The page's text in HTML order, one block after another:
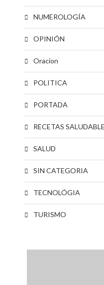
NUMEROLOGÍA
OPINIÓN
Oracion
POLITICA
PORTADA
RECETAS
SALUD
SIN CATEGORIA
TECNOLÓGIA
TURISMO